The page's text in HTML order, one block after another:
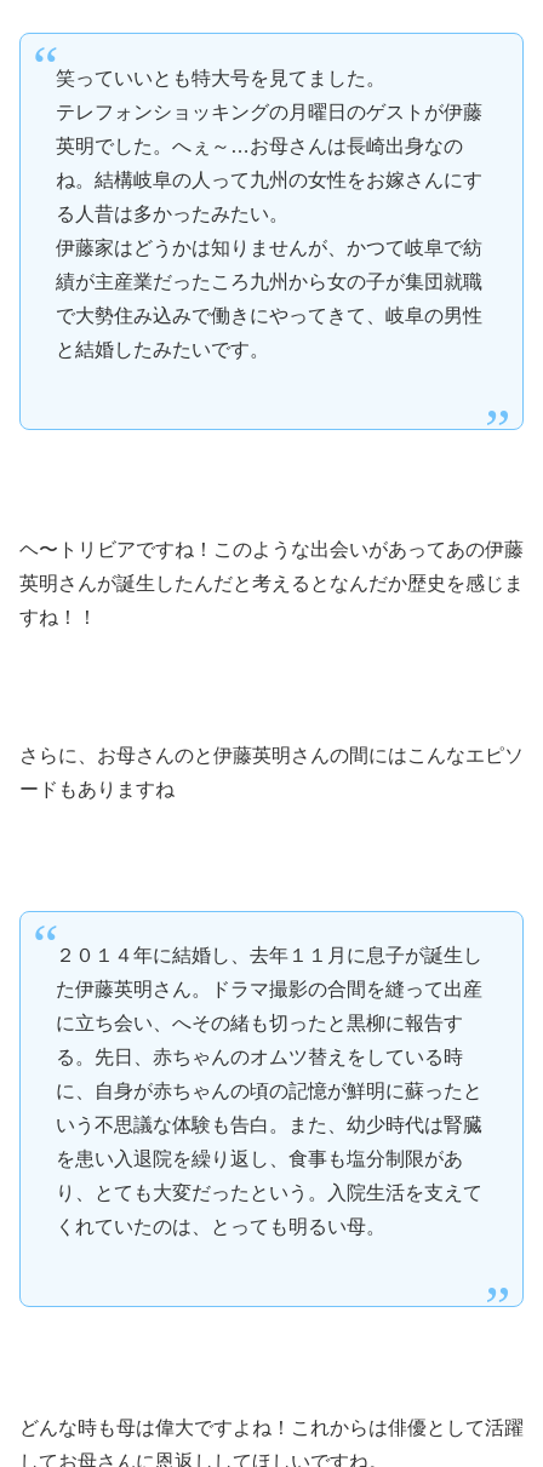
笑っていいとも特大号を見てました。
テレフォンショッキングの月曜日のゲストが伊藤
英明でした。へぇ～…お母さんは長崎出身なの
ね。結構岐阜の人って九州の女性をお嫁さんにす
る人昔は多かったみたい。
伊藤家はどうかは知りませんが、かつて岐阜で紡
績が主産業だったころ九州から女の子が集団就職
で大勢住み込みで働きにやってきて、岐阜の男性
と結婚したみたいです。
ヘ〜トリビアですね！このような出会いがあってあの伊藤
英明さんが誕生したんだと考えるとなんだか歴史を感じま
すね！！
さらに、お母さんのと伊藤英明さんの間にはこんなエピソ
ードもありますね
２０１４年に結婚し、去年１１月に息子が誕生し
た伊藤英明さん。ドラマ撮影の合間を縫って出産
に立ち会い、へその緒も切ったと黒柳に報告す
る。先日、赤ちゃんのオムツ替えをしている時
に、自身が赤ちゃんの頃の記憶が鮮明に蘇ったと
いう不思議な体験も告白。また、幼少時代は腎臓
を患い入退院を繰り返し、食事も塩分制限があ
り、とても大変だったという。入院生活を支えて
くれていたのは、とっても明るい母。
どんな時も母は偉大ですよね！これからは俳優として活躍
してお母さんに恩返ししてほしいですね。